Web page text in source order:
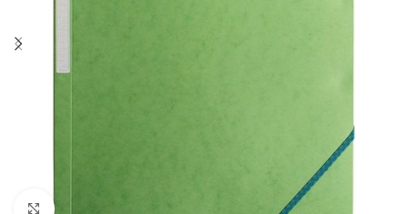
Cliquez pour agrandir